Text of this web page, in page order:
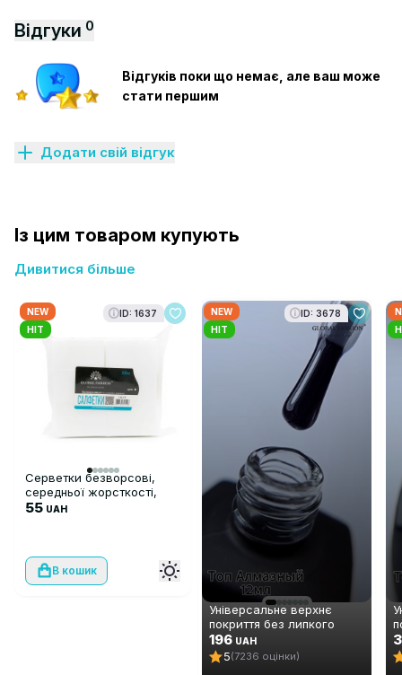
Відгуки 0
Відгуків поки що немає, але ваш може
стати першим
Додати свій відгук
Із цим товаром купують
Дивитися більше
NEW
HIT
ID: 1637
Серветки безворсові,
середньої жорсткості,
500 шт
55 UAH
В кошик
NEW
HIT
ID: 3678
Універсальне верхнє
покриття без липкого
шару Global Fashion TOP-
Алмазний (топ/фініш), 12
мл
196 UAH
5(7236 оцінки)